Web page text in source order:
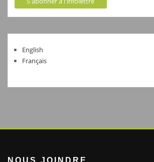
English
Français
NOUS JOINDRE